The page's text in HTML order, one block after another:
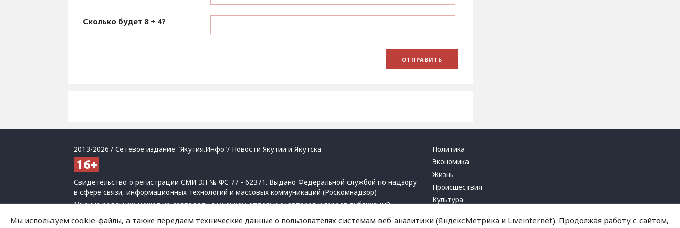
Сколько будет 8 + 4?
2013-2026 / Сетевое издание "Якутия.Инфо"/ Новости Якутии и Якутска
Свидетельство о регистрации СМИ ЭЛ № ФС 77 - 62371. Выдано Федеральной службой по надзору
в сфере связи, информационных технологий и массовых коммуникаций (Роскомнадзор)
Мнение редакции может не совпадать с мнением отдельных авторов и героев публикаций.
При использовании материалов обязательна активная ссылка на сайт.
Политика
Экономика
Жизнь
Происшествия
Культура
Криминал
Мы используем cookie-файлы, а также передаем технические данные о пользователях системам веб-аналитики (ЯндексМетрика и Liveinternet). Продолжая работу с сайтом,